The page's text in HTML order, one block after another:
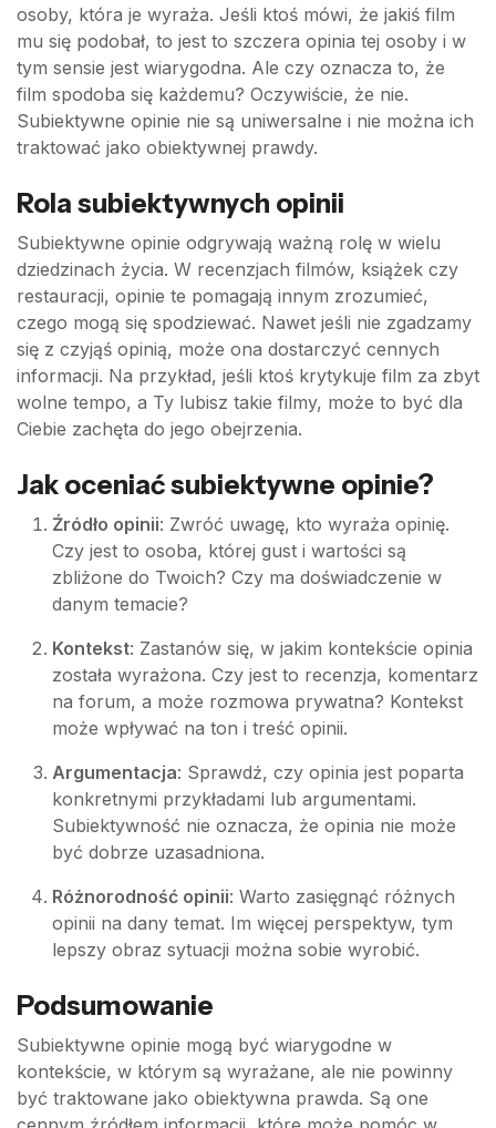
osoby, która je wyraża. Jeśli ktoś mówi, że jakiś film
mu się podobał, to jest to szczera opinia tej osoby i w
tym sensie jest wiarygodna. Ale czy oznacza to, że
film spodoba się każdemu? Oczywiście, że nie.
Subiektywne opinie nie są uniwersalne i nie można ich
traktować jako obiektywnej prawdy.
Rola subiektywnych opinii
Subiektywne opinie odgrywają ważną rolę w wielu
dziedzinach życia. W recenzjach filmów, książek czy
restauracji, opinie te pomagają innym zrozumieć,
czego mogą się spodziewać. Nawet jeśli nie zgadzamy
się z czyjąś opinią, może ona dostarczyć cennych
informacji. Na przykład, jeśli ktoś krytykuje film za zbyt
wolne tempo, a Ty lubisz takie filmy, może to być dla
Ciebie zachęta do jego obejrzenia.
Jak oceniać subiektywne opinie?
Źródło opinii: Zwróć uwagę, kto wyraża opinię.
Czy jest to osoba, której gust i wartości są
zbliżone do Twoich? Czy ma doświadczenie w
danym temacie?
Kontekst: Zastanów się, w jakim kontekście opinia
została wyrażona. Czy jest to recenzja, komentarz
na forum, a może rozmowa prywatna? Kontekst
może wpływać na ton i treść opinii.
Argumentacja: Sprawdź, czy opinia jest poparta
konkretnymi przykładami lub argumentami.
Subiektywność nie oznacza, że opinia nie może
być dobrze uzasadniona.
Różnorodność opinii: Warto zasięgnąć różnych
opinii na dany temat. Im więcej perspektyw, tym
lepszy obraz sytuacji można sobie wyrobić.
Podsumowanie
Subiektywne opinie mogą być wiarygodne w
kontekście, w którym są wyrażane, ale nie powinny
być traktowane jako obiektywna prawda. Są one